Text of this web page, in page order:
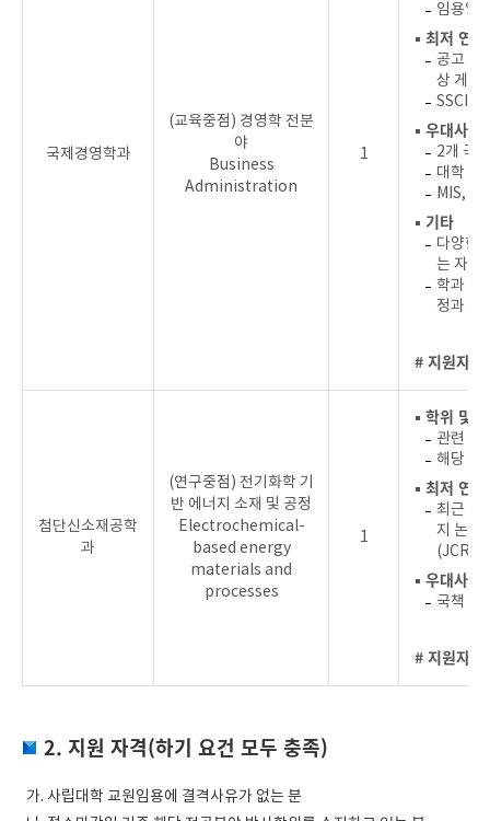
국제경영학과
(교육중점) 경영학 전분
야
Business
Administration
1
임용일
▪ 최저 연
공고 마
상 게재
SSCI/
▪ 우대사항
2개 국
대학 수
MIS, 국
▪ 기타
다양한
는 자
학과 운
정과 조
# 지원자
첨단신소재공학
과
(연구중점) 전기화학 기
반 에너지 소재 및 공정
Electrochemical-
based energy
materials and
processes
1
▪ 학위 및
관련 분
해당 분
▪ 최저 연
최근 4
지 논문
(JCR
▪ 우대사항
국책 혹
# 지원자
2. 지원 자격(하기 요건 모두 충족)
가. 사립대학 교원임용에 결격사유가 없는 분